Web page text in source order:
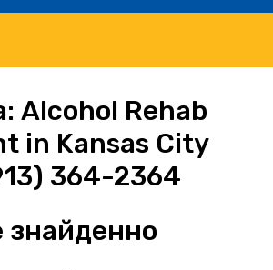
Alcohol Rehab
in Kansas City
364-2364
знайденно